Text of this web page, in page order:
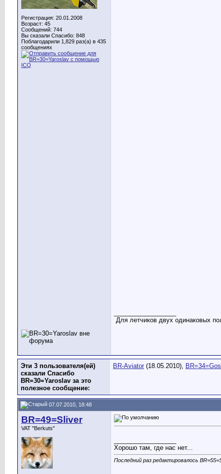
Регистрация: 20.01.2008
Возраст: 45
Сообщений: 744
Вы сказали Спасибо: 848
Поблагодарили 1,829 раз(а) в 435
сообщениях
Для летчиков двух одинаковых
Эти 3 пользователя(ей)
сказали Спасибо
BR=30=Yaroslav за это
полезное сообщение:
BR-Aviator (18.05.2010),
07.07.2010, 18:48
BR=49=Sliver
VAT "Berkuts"
Хорошо там, где нас нет...
Последний раз редактировалось